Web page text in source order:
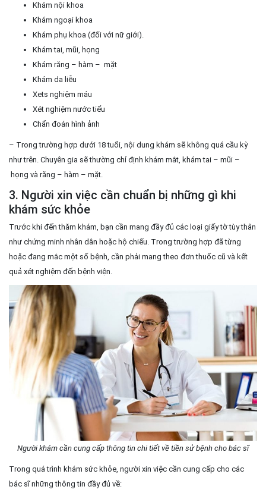
Khám nội khoa
Khám ngoại khoa
Khám phụ khoa (đối với nữ giới).
Khám tai, mũi, họng
Khám răng – hàm – mặt
Khám da liễu
Xets nghiệm máu
Xét nghiệm nước tiểu
Chẩn đoán hình ảnh
– Trong trường hợp dưới 18 tuổi, nội dung khám sẽ không quá cầu kỳ
như trên. Chuyên gia sẽ thường chỉ định khám mắt, khám tai – mũi –
họng và răng – hàm – mặt.
3. Người xin việc cần chuẩn bị những gì khi
khám sức khỏe
Trước khi đến thăm khám, bạn cần mang đầy đủ các loại giấy tờ tùy thân
như chứng minh nhân dân hoặc hộ chiếu. Trong trường hợp đã từng
hoặc đang mắc một số bệnh, cần phải mang theo đơn thuốc cũ và kết
quả xét nghiệm đến bệnh viện.
Người khám cần cung cấp thông tin chi tiết về tiền sử bệnh cho bác sĩ
Trong quá trình khám sức khỏe, người xin việc cần cung cấp cho các
bác sĩ những thông tin đầy đủ về: